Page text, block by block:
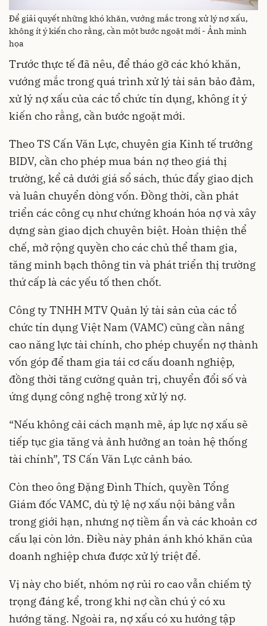
Để giải quyết những khó khăn, vướng mắc trong xử lý nợ xấu,
không ít ý kiến cho rằng, cần một bước ngoặt mới - Ảnh minh
họa
Trước thực tế đã nêu, để tháo gỡ các khó khăn,
vướng mắc trong quá trình xử lý tài sản bảo đảm,
xử lý nợ xấu của các tổ chức tín dụng, không ít ý
kiến cho rằng, cần bước ngoặt mới.
Theo TS Cấn Văn Lực, chuyên gia Kinh tế trưởng
BIDV, cần cho phép mua bán nợ theo giá thị
trường, kể cả dưới giá sổ sách, thúc đẩy giao dịch
và luân chuyển dòng vốn. Đồng thời, cần phát
triển các công cụ như chứng khoán hóa nợ và xây
dựng sàn giao dịch chuyên biệt. Hoàn thiện thể
chế, mở rộng quyền cho các chủ thể tham gia,
tăng minh bạch thông tin và phát triển thị trường
thứ cấp là các yếu tố then chốt.
Công ty TNHH MTV Quản lý tài sản của các tổ
chức tín dụng Việt Nam (VAMC) cũng cần nâng
cao năng lực tài chính, cho phép chuyển nợ thành
vốn góp để tham gia tái cơ cấu doanh nghiệp,
đồng thời tăng cường quản trị, chuyển đổi số và
ứng dụng công nghệ trong xử lý nợ.
“Nếu không cải cách mạnh mẽ, áp lực nợ xấu sẽ
tiếp tục gia tăng và ảnh hưởng an toàn hệ thống
tài chính”, TS Cấn Văn Lực cảnh báo.
Còn theo ông Đặng Đình Thích, quyền Tổng
Giám đốc VAMC, dù tỷ lệ nợ xấu nội bảng vẫn
trong giới hạn, nhưng nợ tiềm ẩn và các khoản cơ
cấu lại còn lớn. Điều này phản ánh khó khăn của
doanh nghiệp chưa được xử lý triệt để.
Vị này cho biết, nhóm nợ rủi ro cao vẫn chiếm tỷ
trọng đáng kể, trong khi nợ cần chú ý có xu
hướng tăng. Ngoài ra, nợ xấu có xu hướng tập